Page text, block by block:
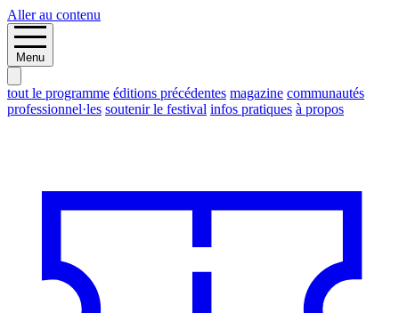
Aller au contenu
Menu
tout le programme éditions précédentes magazine communautés
professionnel·les soutenir le festival infos pratiques à propos